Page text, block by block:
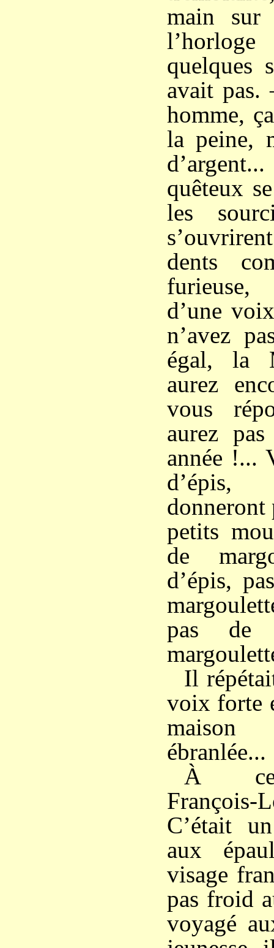
main sur
quelques
avait pas.
homme,
la peine,
quêteux
les
dents
d’une
n’avez
égal, la
aurez
vous
aurez
année !...
donneront
petits
de
d’épis,
pas de
Il
voix forte
maison
ébranlée...
À ce
C’était
aux
visage
pas froid
voyagé